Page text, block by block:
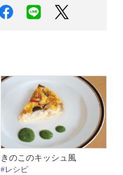
きのこのキッシュ風
#レシピ